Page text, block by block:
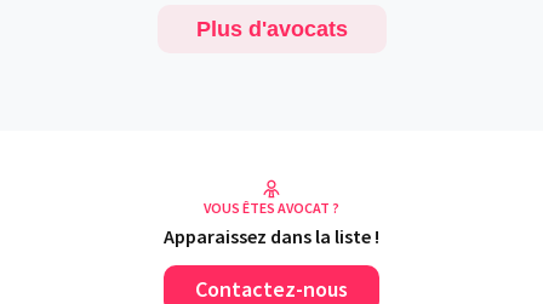
Plus d'avocats
VOUS ÊTES AVOCAT ?
Apparaissez dans la liste !
Contactez-nous